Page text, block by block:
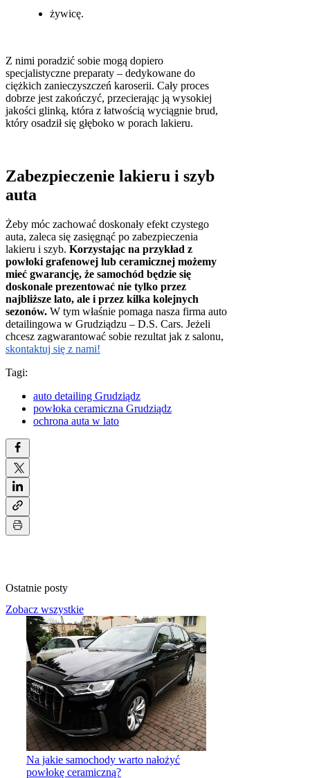
żywicę.
Z nimi poradzić sobie mogą dopiero
specjalistyczne preparaty – dedykowane do
ciężkich zanieczyszczeń karoserii. Cały proces
dobrze jest zakończyć, przecierając ją wysokiej
jakości glinką, która z łatwością wyciągnie brud,
który osadził się głęboko w porach lakieru.
Zabezpieczenie lakieru i szyb
auta
Żeby móc zachować doskonały efekt czystego
auta, zaleca się zasięgnąć po zabezpieczenia
lakieru i szyb. Korzystając na przykład z
powłoki grafenowej lub ceramicznej możemy
mieć gwarancję, że samochód będzie się
doskonale prezentować nie tylko przez
najbliższe lato, ale i przez kilka kolejnych
sezonów. W tym właśnie pomaga nasza firma auto
detailingowa w Grudziądzu – D.S. Cars. Jeżeli
chcesz zagwarantować sobie rezultat jak z salonu,
skontaktuj się z nami!
Tagi:
auto detailing Grudziądz
powłoka ceramiczna Grudziądz
ochrona auta w lato
Ostatnie posty
Zobacz wszystkie
Na jakie samochody warto nałożyć
powłokę ceramiczną?